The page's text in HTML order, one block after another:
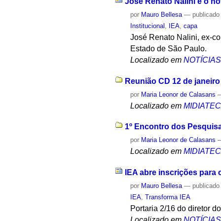
por Mauro Bellesa — publicado
Institucional
IEA ,capa
José Renato Nalini, ex-
Estado de São Paulo.
Localizado em NOTÍCIAS
Reunião CD 12 de
por Maria Leonor de Calasans
Localizado em
1º Encontro dos
por Maria Leonor de Calasans
Localizado em
IEA abre inscrições
por Mauro Bellesa — publicado
IEA,Transforma IEA
Portaria 2/16 do diretor